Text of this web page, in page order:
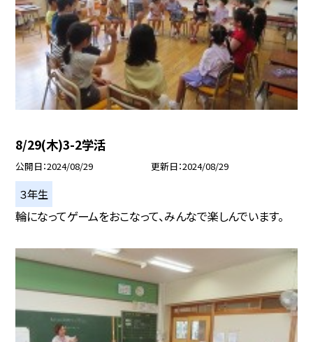
8/29(木)3-2学活
公開日 2024/08/29 更新日 2024/08/29
３年生
輪になってゲームをおこなって、みんなで楽しんでいます。